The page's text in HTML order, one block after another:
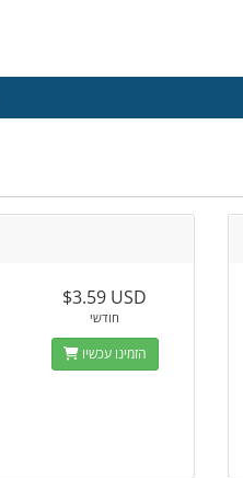
$3.59 USD
חודשי
הזמינו עכשיו